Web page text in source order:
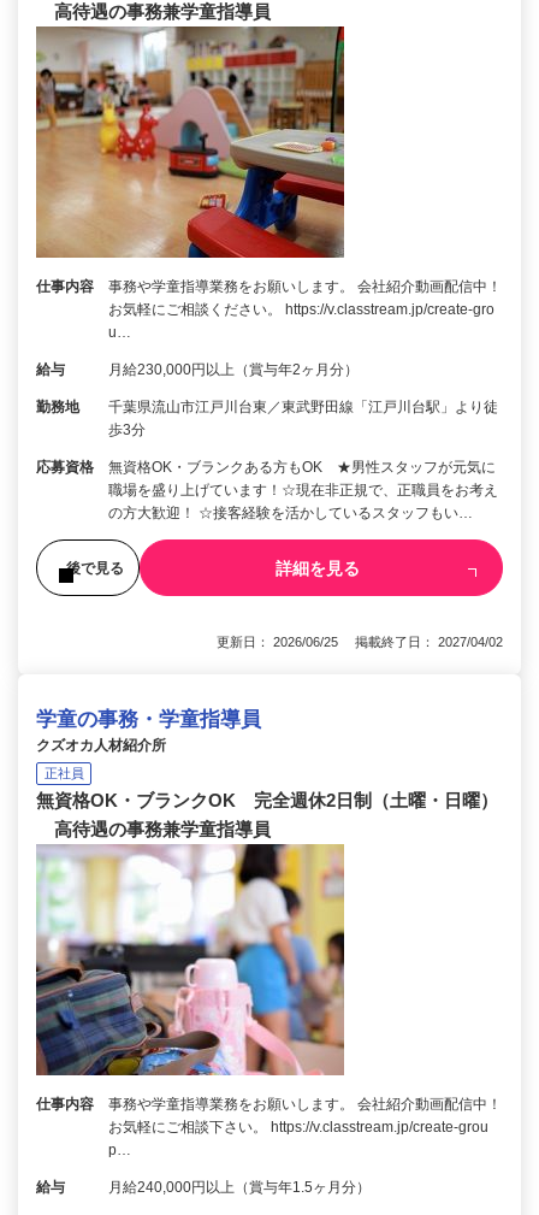
高待遇の事務兼学童指導員
仕事内容
事務や学童指導業務をお願いします。 会社紹介動画配信中！
お気軽にご相談ください。 https://v.classtream.jp/create-gro
u…
給与 月給230,000円以上（賞与年2ヶ月分）
勤務地
千葉県流山市江戸川台東／東武野田線「江戸川台駅」より徒
歩3分
応募資格
無資格OK・ブランクある方もOK ★男性スタッフが元気に
職場を盛り上げています！☆現在非正規で、正職員をお考え
の方大歓迎！ ☆接客経験を活かしているスタッフもい…
後で見る 詳細を見る
更新日： 2026/06/25 掲載終了日： 2027/04/02
学童の事務・学童指導員
クズオカ人材紹介所
正社員
無資格OK・ブランクOK 完全週休2日制（土曜・日曜）
高待遇の事務兼学童指導員
仕事内容
事務や学童指導業務をお願いします。 会社紹介動画配信中！
お気軽にご相談下さい。 https://v.classtream.jp/create-grou
p…
給与 月給240,000円以上（賞与年1.5ヶ月分）